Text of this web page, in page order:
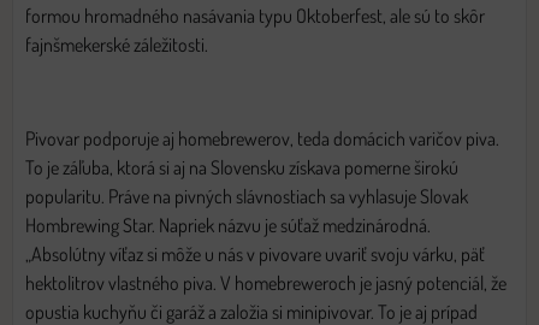
formou hromadného nasávania typu Oktoberfest, ale sú to skôr
fajnšmekerské záležitosti.
Pivovar podporuje aj homebrewerov, teda domácich varičov piva.
To je záľuba, ktorá si aj na Slovensku získava pomerne širokú
popularitu. Práve na pivných slávnostiach sa vyhlasuje Slovak
Hombrewing Star. Napriek názvu je súťaž medzinárodná.
„Absolútny víťaz si môže u nás v pivovare uvariť svoju várku, päť
hektolitrov vlastného piva. V homebreweroch je jasný potenciál, že
opustia kuchyňu či garáž a založia si minipivovar. To je aj prípad